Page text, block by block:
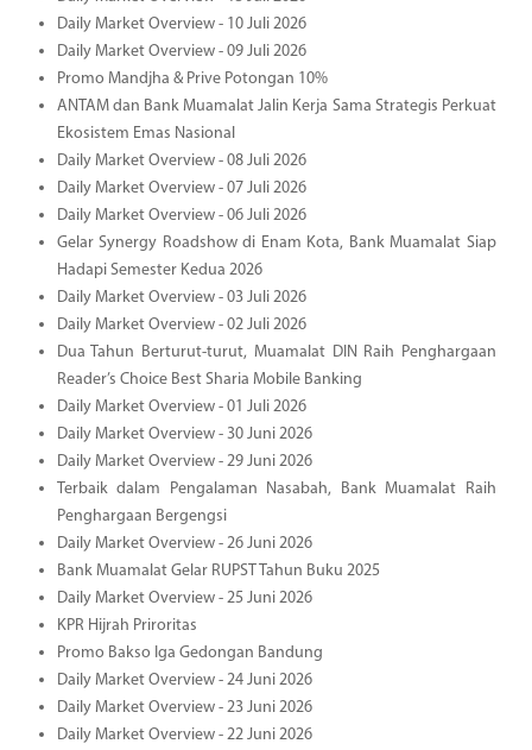
Daily Market Overview - 10 Juli 2026
Daily Market Overview - 09 Juli 2026
Promo Mandjha & Prive Potongan 10%
ANTAM dan Bank Muamalat Jalin Kerja Sama Strategis Perkuat
Ekosistem Emas Nasional
Daily Market Overview - 08 Juli 2026
Daily Market Overview - 07 Juli 2026
Daily Market Overview - 06 Juli 2026
Gelar Synergy Roadshow di Enam Kota, Bank Muamalat Siap
Hadapi Semester Kedua 2026
Daily Market Overview - 03 Juli 2026
Daily Market Overview - 02 Juli 2026
Dua Tahun Berturut-turut, Muamalat DIN Raih Penghargaan
Reader’s Choice Best Sharia Mobile Banking
Daily Market Overview - 01 Juli 2026
Daily Market Overview - 30 Juni 2026
Daily Market Overview - 29 Juni 2026
Terbaik dalam Pengalaman Nasabah, Bank Muamalat Raih
Penghargaan Bergengsi
Daily Market Overview - 26 Juni 2026
Bank Muamalat Gelar RUPST Tahun Buku 2025
Daily Market Overview - 25 Juni 2026
KPR Hijrah Priroritas
Promo Bakso Iga Gedongan Bandung
Daily Market Overview - 24 Juni 2026
Daily Market Overview - 23 Juni 2026
Daily Market Overview - 22 Juni 2026